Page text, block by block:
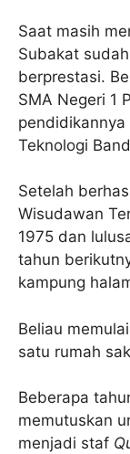
Saat masih
Subakat
berprestasi.
SMA Negeri 1
Teknologi
Setelah
Wisudawan
1975 dan
tahun
kampung
Beliau
satu rumah
Beberapa
memutuskan
menjadi staf